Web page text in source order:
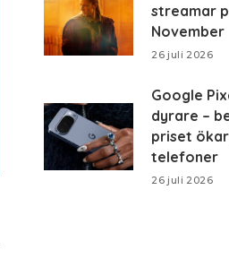
streamar
November
26 juli 2026
Google
dyrare –
priset
telefoner
26 juli 2026